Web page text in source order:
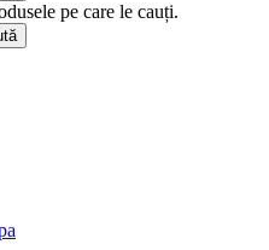
pe care le cauți.